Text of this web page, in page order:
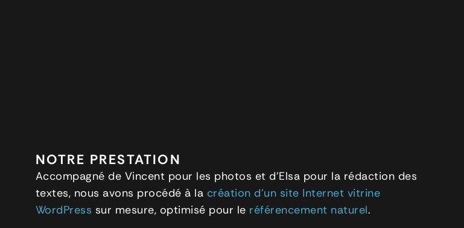
NOTRE PRESTATION
Accompagné de Vincent pour les photos et d’Elsa pour la rédaction des
textes, nous avons procédé à la création d’un site Internet vitrine
WordPress sur mesure, optimisé pour le référencement naturel.